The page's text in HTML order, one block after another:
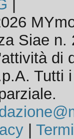
Siae n.
di
Tutti
|